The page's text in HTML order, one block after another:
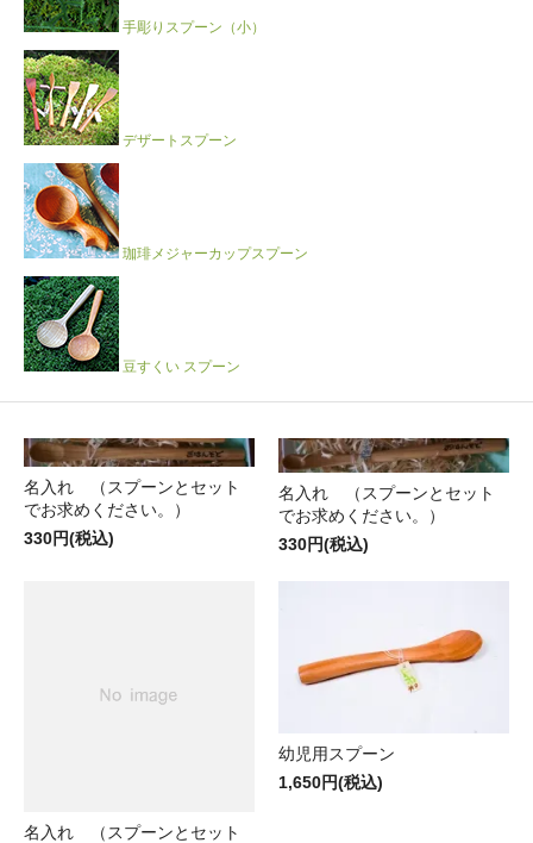
手彫りスプーン（小）
デザートスプーン
珈琲メジャーカップスプーン
豆すくい スプーン
名入れ （スプーンとセット
でお求めください。）
330円(税込)
名入れ （スプーンとセット
でお求めください。）
330円(税込)
名入れ （スプーンとセット
幼児用スプーン
1,650円(税込)